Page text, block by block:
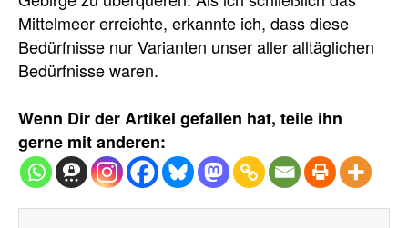
Mittelmeer erreichte, erkannte ich, dass diese
Bedürfnisse nur Varianten unser aller alltäglichen
Bedürfnisse waren.
Wenn Dir der Artikel gefallen hat, teile ihn
gerne mit anderen: